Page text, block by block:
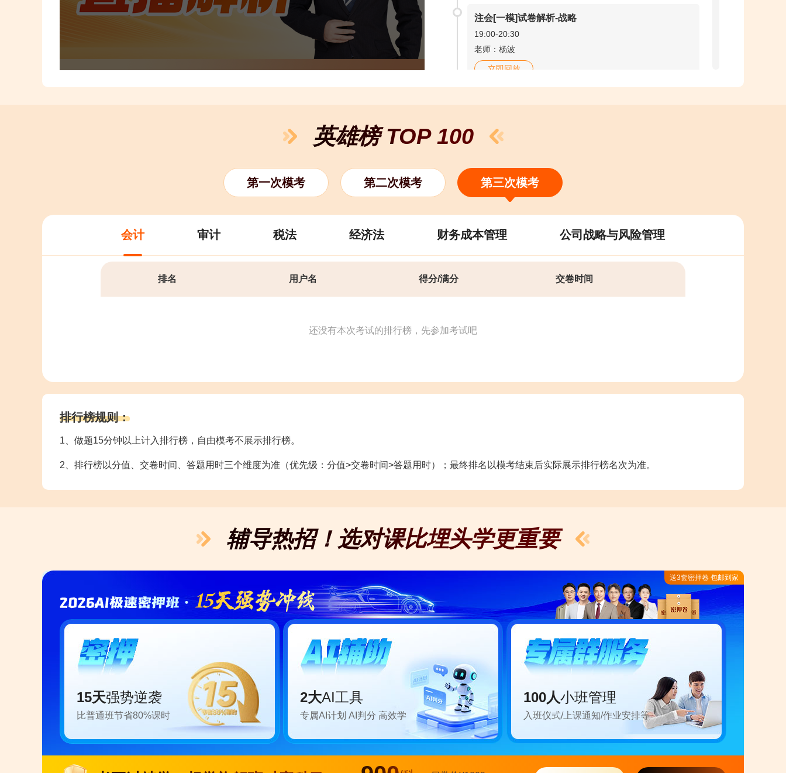
注会[一模]试卷解析-战略
19:00-20:30
老师：杨波
立即回放
注会[一模]试卷解析-审计
立即回放
19:00-20:30
立即回放
7月22日 星期三
老师：陈庆杰
19:00-20:30
立即回放
注会[二模]试卷解析-经济法
19:00-20:30
老师：王妍荔
7月31日 星期五
注会[二模]试卷解析-审计
19:00-20:30
老师：肖晴初
立即回放
英雄榜 TOP 100
第一次模考 第二次模考 第三次模考
会计 审计 税法 经济法 财务成本管理 公司战略与风险管理
排名 用户名 得分/满分 交卷时间
还没有本次考试的排行榜，先参加考试吧
排行榜规则：
1、做题15分钟以上计入排行榜，自由模考不展示排行榜。
2、排行榜以分值、交卷时间、答题用时三个维度为准（优先级：分值>交卷时间>答题用时）；最终排名以模考结束后实际展示排行榜名次为准。
辅导热招！选对课比埋头学更重要
送3套密押卷 包邮到家
15天强势逆袭
比普通班节省80%课时
2大AI工具
专属AI计划 AI判分 高效学
100人小班管理
入班仪式/上课通知/作业安排等